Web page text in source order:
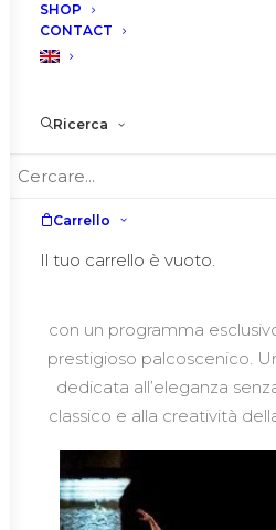
SHOP
CONTACT
Ricerca
Carrello
Il tuo carrello è vuoto.
L’étoile internazionale
con un programma
prestigioso palcoscenico.
dedicata all’eleganza
classico e alla creatività